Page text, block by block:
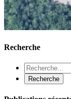
Recherche